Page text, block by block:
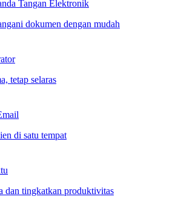
Tangan Elektronik
dokumen dengan mudah
tetap selaras
di satu tempat
dan tingkatkan produktivitas